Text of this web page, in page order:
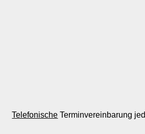
Telefonische Terminvereinbarung